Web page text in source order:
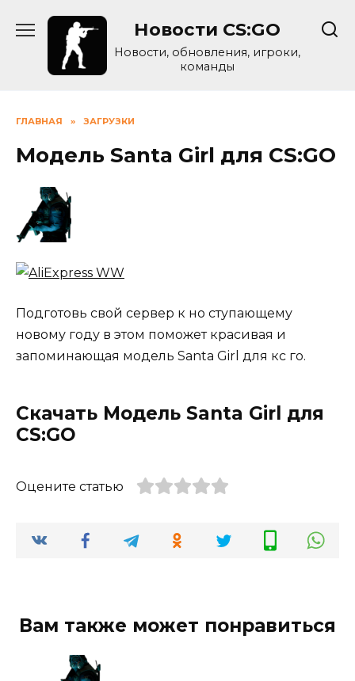
Новости CS:GO
Новости, обновления, игроки,
команды
ГЛАВНАЯ » ЗАГРУЗКИ
Модель Santa Girl для CS:GO
Подготовь свой сервер к но ступающему
новому году в этом поможет красивая и
запоминающая модель Santa Girl для кс го.
Скачать Модель Santa Girl для
CS:GO
Оцените статью
Вам также может понравиться